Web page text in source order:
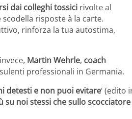
dai colleghi tossici rivolte al
risposte à la carte.
rinforza la tua autostima,
Martin Wehrle, coach
professionali in Germania.
detesti e non puoi evitare’ (edito
su noi stessi che sullo scocciatore